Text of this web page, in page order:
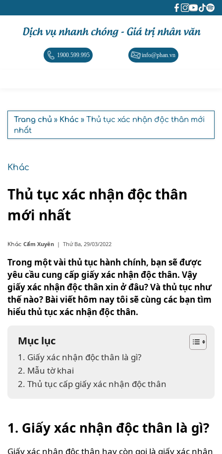
Dịch vụ nhanh chóng - Giá trị nhân văn
1900.599.995 info@phan.vn
Trang chủ » Khác » Thủ tục xác nhận độc thân mới
nhất
Khác
Thủ tục xác nhận độc thân
mới nhất
Khác Cẩm Xuyên | Thứ Ba, 29/03/2022
Trong một vài thủ tục hành chính, bạn sẽ được
yêu cầu cung cấp giấy xác nhận độc thân. Vậy
giấy xác nhận độc thân xin ở đâu? Và thủ tục như
thế nào? Bài viết hôm nay tôi sẽ cùng các bạn tìm
hiểu thủ tục xác nhận độc thân.
Mục lục
1. Giấy xác nhận độc thân là gì?
2. Mẫu tờ khai
2. Thủ tục cấp giấy xác nhận độc thân
1. Giấy xác nhận độc thân là gì?
Giấy xác nhận độc thân hay còn gọi là giấy xác nhận